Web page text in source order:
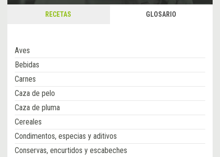
RECETAS GLOSARIO
Aves
Bebidas
Carnes
Caza de pelo
Caza de pluma
Cereales
Condimentos, especias y aditivos
Conservas, encurtidos y escabeches